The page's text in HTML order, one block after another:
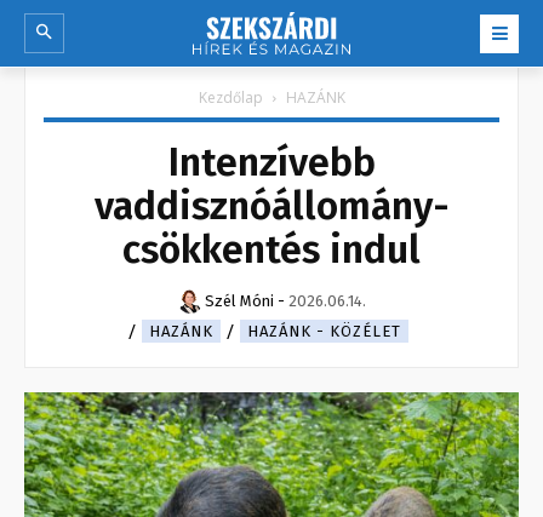
Kezdőlap HAZÁNK
Intenzívebb
vaddisznóállomány-
csökkentés indul
Szél Móni - 2026.06.14.
HAZÁNK
HAZÁNK - KÖZÉLET